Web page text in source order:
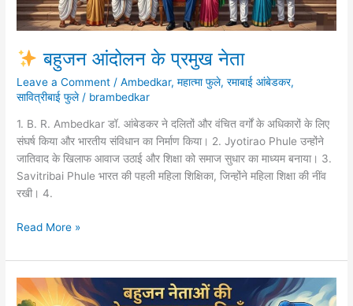
बहुजन आंदोलन के प्रमुख नेता
Leave a Comment /Ambedkar,महात्मा फुले,रमाबाई आंबेडकर,
सावित्रीबाई फुले/ brambedkar
1. B. R. Ambedkar डॉ. आंबेडकर ने दलितों और वंचित वर्गों के अधिकारों के लिए
संघर्ष किया और भारतीय संविधान का निर्माण किया। 2. Jyotirao Phule उन्होंने
जातिवाद के खिलाफ आवाज उठाई और शिक्षा को समाज सुधार का माध्यम बनाया। 3.
Savitribai Phule भारत की पहली महिला शिक्षिका, जिन्होंने महिला शिक्षा की नींव
रखी। 4.
आंदोलन
के
प्रमुख
Read More »